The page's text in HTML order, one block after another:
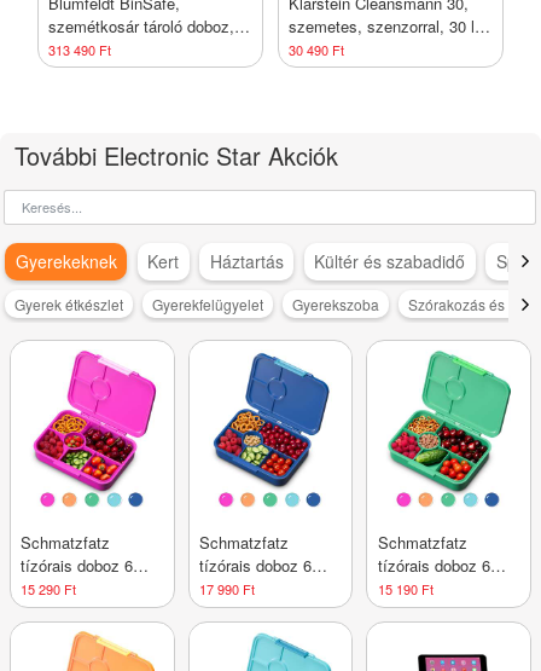
szemétkosár tároló doboz, 3
szemétkosár, 240 l, zárható,
időjárásálló horganyzott
313 490 Ft
szemetes, szenzorral, 30 l,
szemeteszsákokhoz, ABS,
krómozott
30 490 Ft
További Electronic Star Akciók
Gyerekeknek Kert Háztartás Kültér és szabadidő
Gyerek étkészlet Gyerekfelügyelet Gyerekszoba Szórakozás és
Schmatzfatz
tízórais doboz 6
rekesszel
15 290 Ft
Schmatzfatz
tízórais doboz 6
rekesszel
17 990 Ft
Schmatzfatz
tízórais doboz 6
rekesszel
15 190 Ft